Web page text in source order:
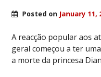
Posted on January 11,
A reacção popular aos
geral começou a ter
a morte da princesa